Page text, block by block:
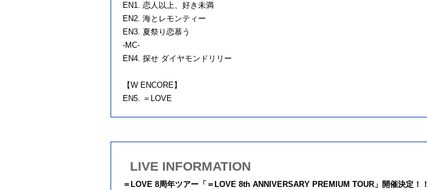
EN1. 恋人以上、好き未満
EN2. 海とレモンティー
EN3. 夏祭り恋慕う
-MC-
EN4. 探せ ダイヤモンドリリー
【W ENCORE】
EN5. ＝LOVE
LIVE INFORMATION
＝LOVE 8周年ツアー「＝LOVE 8th ANNIVERSARY PREMIUM TOUR」開催決定！！